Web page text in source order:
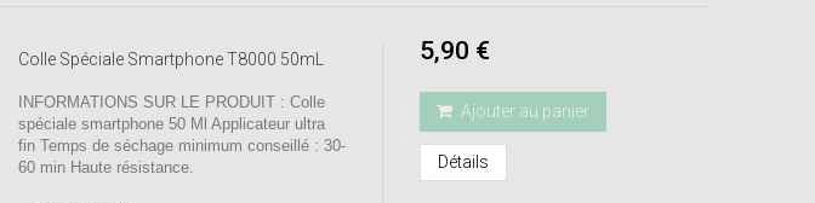
Colle Spéciale Smartphone T8000 50mL
INFORMATIONS SUR LE PRODUIT : Colle
spéciale smartphone 50 Ml Applicateur ultra
fin Temps de séchage minimum conseillé : 30-
60 min Haute résistance.
5,90 €
Ajouter au panier
Détails